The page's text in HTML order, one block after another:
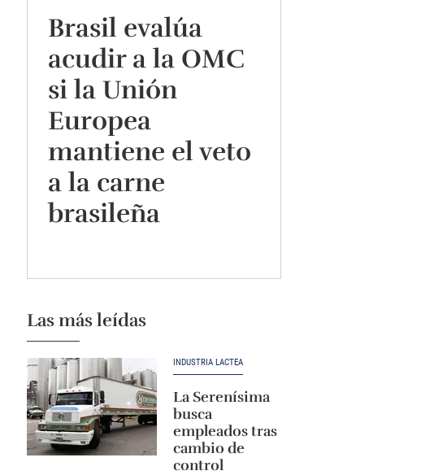
Brasil evalúa
acudir a la OMC
si la Unión
Europea
mantiene el veto
a la carne
brasileña
Las más leídas
INDUSTRIA LÁCTEA
La Serenísima
busca
empleados tras
cambio de
control